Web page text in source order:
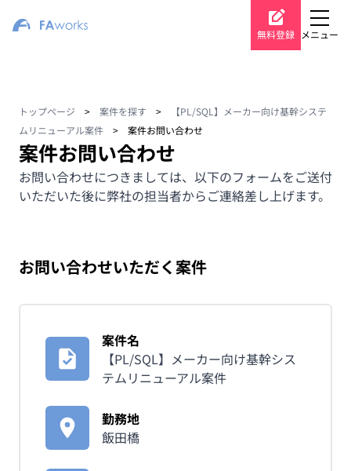
無料登録 メニュー
トップページ > 案件を探す >
【PL/SQL】メーカー向け基幹システ
ムリニューアル案件
> 案件お問い合わせ
案件お問い合わせ
お問い合わせにつきましては、以下のフォームをご送付
いただいた後に弊社の担当者からご連絡差し上げます。
お問い合わせいただく案件
案件名
【PL/SQL】メーカー向け基幹シス
テムリニューアル案件
勤務地
飯田橋